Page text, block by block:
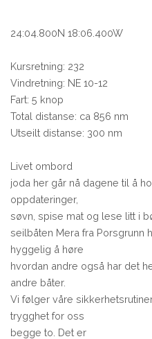
24:04.800N 18:06.400W
Kursretning: 232
Vindretning: NE 10-12
Fart: 5 knop
Total distanse: ca 856 nm
Utseilt distanse: 300 nm
Livet ombord
joda her går nå dagene til å
oppdateringer,
søvn, spise mat og lese litt i
seilbåten Mera fra Porsgrunn
hyggelig å høre
hvordan andre også har det
andre båter.
Vi følger våre
trygghet for oss
begge to. Det er